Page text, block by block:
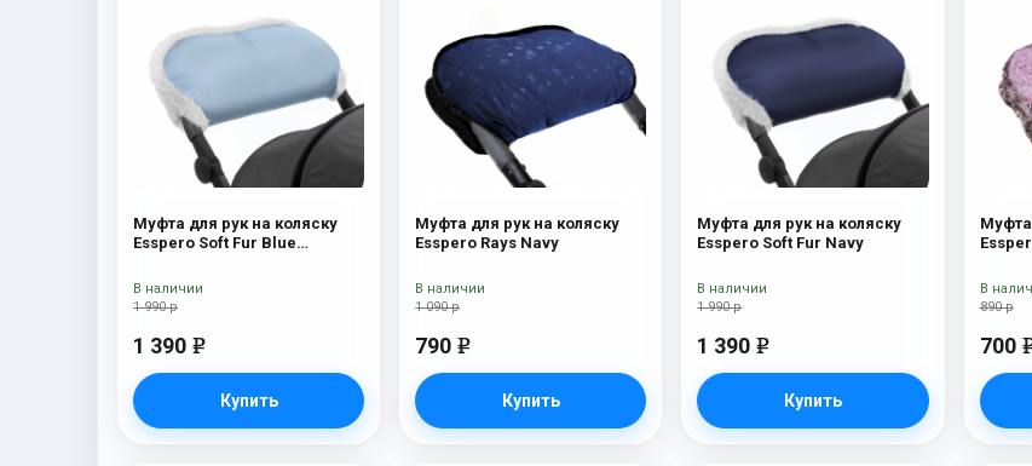
Муфта для рук на коляску
Esspero Soft Fur Blue
1 990 р
1 390 e
Купить
В наличии
Муфта для рук на коляску
Esspero Rays Navy
1 090 р
790 e
Купить
В наличии
Муфта для рук на коляску
Esspero Soft Fur Navy
1 990 р
1 390 e
Купить
В наличии
Муфта
890 р
700
В